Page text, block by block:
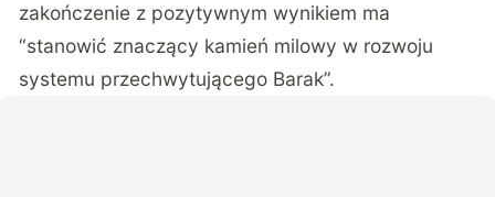
zakończenie z pozytywnym wynikiem ma
“stanowić znaczący kamień milowy w rozwoju
systemu przechwytującego Barak”.